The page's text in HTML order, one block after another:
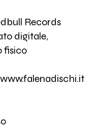
Records
digitale,
fisico